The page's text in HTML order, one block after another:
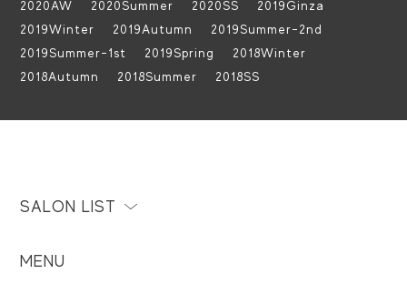
2020AW
2020Summer 2020SS
2019Ginza
2019Winter
2019Autumn
2019Summer-2nd
2019Summer-1st
2019Spring
2018Winter
2018Autumn
2018Summer 2018SS
SALON LIST
MENU